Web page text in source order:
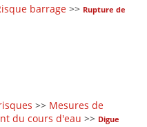
barrage >> Rupture de
>> Mesures de
du cours d'eau >> Digue